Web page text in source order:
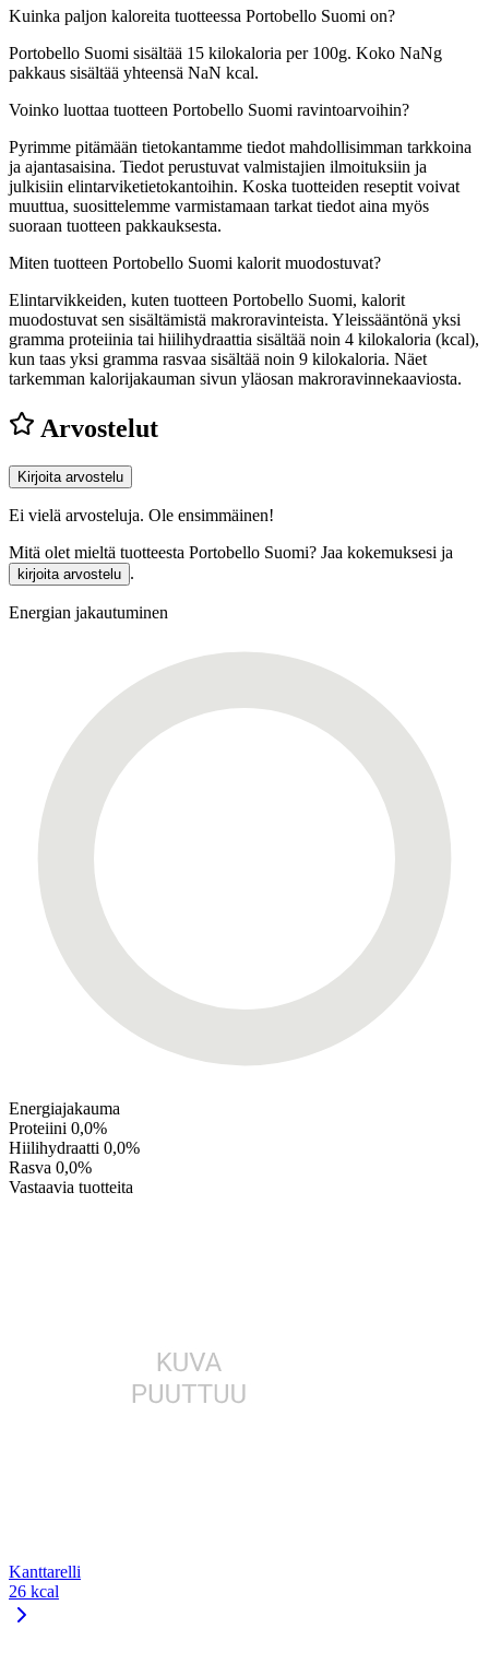
Kuinka paljon kaloreita tuotteessa Portobello Suomi on?
Portobello Suomi sisältää 15 kilokaloria per 100g. Koko NaNg
pakkaus sisältää yhteensä NaN kcal.
Voinko luottaa tuotteen Portobello Suomi ravintoarvoihin?
Pyrimme pitämään tietokantamme tiedot mahdollisimman tarkkoina
ja ajantasaisina. Tiedot perustuvat valmistajien ilmoituksiin ja
julkisiin elintarviketietokantoihin. Koska tuotteiden reseptit voivat
muuttua, suosittelemme varmistamaan tarkat tiedot aina myös
suoraan tuotteen pakkauksesta.
Miten tuotteen Portobello Suomi kalorit muodostuvat?
Elintarvikkeiden, kuten tuotteen Portobello Suomi, kalorit
muodostuvat sen sisältämistä makroravinteista. Yleissääntönä yksi
gramma proteiinia tai hiilihydraattia sisältää noin 4 kilokaloria (kcal),
kun taas yksi gramma rasvaa sisältää noin 9 kilokaloria. Näet
tarkemman kalorijakauman sivun yläosan makroravinnekaaviosta.
Arvostelut
Kirjoita arvostelu
Ei vielä arvosteluja. Ole ensimmäinen!
Mitä olet mieltä tuotteesta Portobello Suomi? Jaa kokemuksesi ja
kirjoita arvostelu .
Energian jakautuminen
Energiajakauma
Proteiini 0,0%
Hiilihydraatti 0,0%
Rasva 0,0%
Vastaavia tuotteita
Kanttarelli
26 kcal